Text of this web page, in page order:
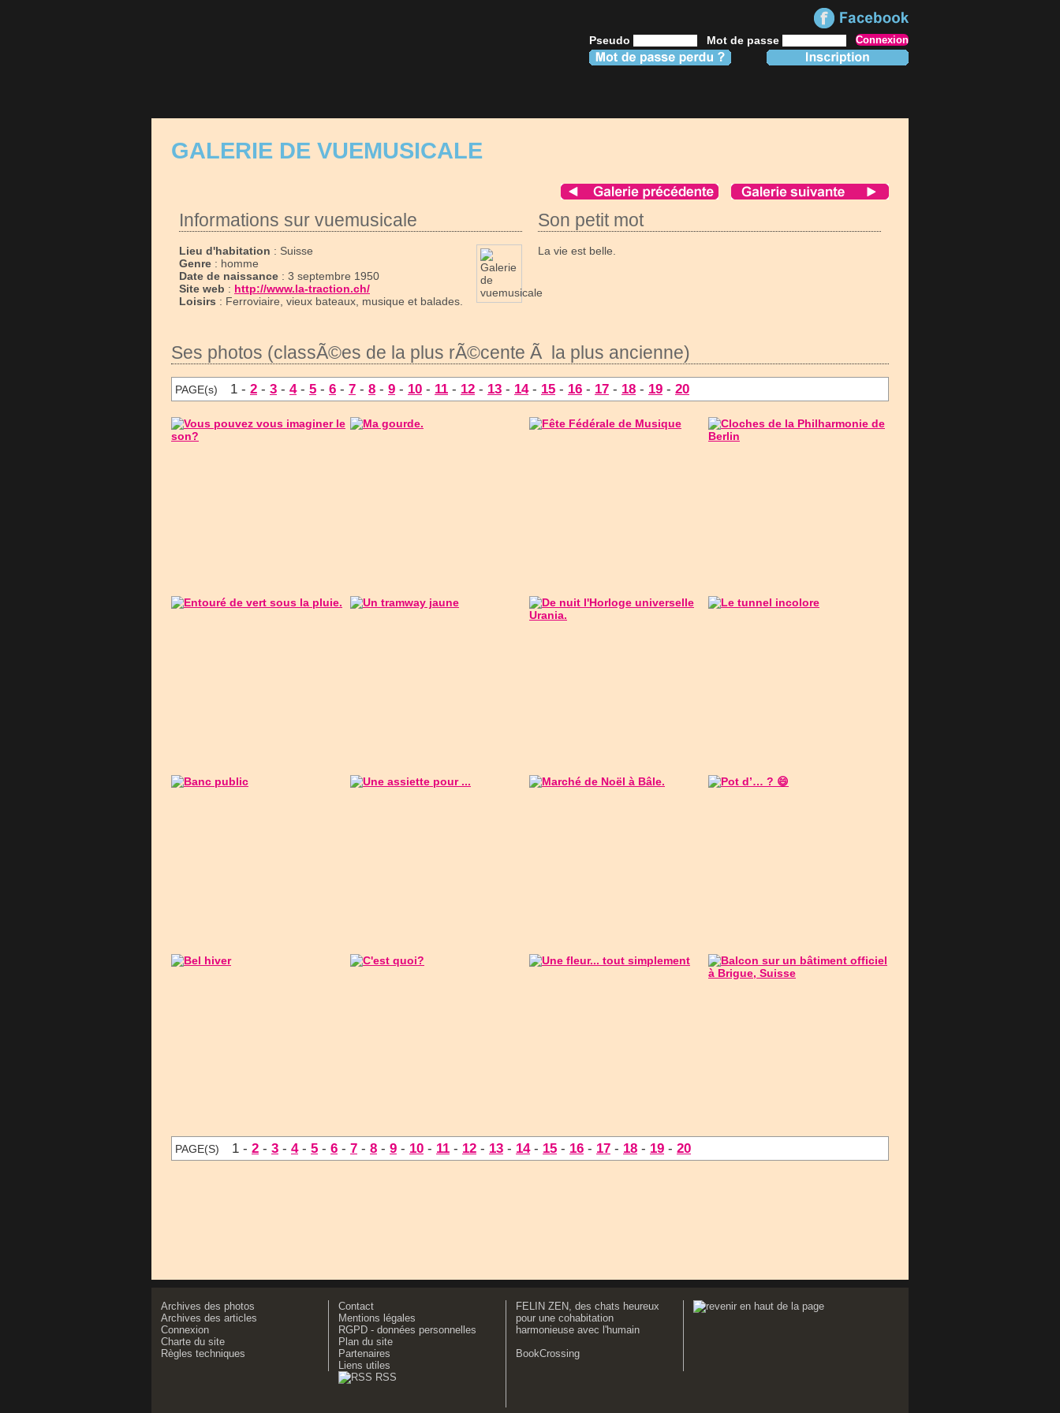
Pseudo Mot de passe
GALERIE DE VUEMUSICALE
Informations sur vuemusicale
Lieu d'habitation : Suisse
Genre : homme
Date de naissance : 3 septembre 1950
Site web : http://www.la-traction.ch/
Loisirs : Ferroviaire, vieux bateaux, musique et balades.
Son petit mot
La vie est belle.
Ses photos (classÃ©es de la plus rÃ©cente Ã la plus ancienne)
PAGE(s) 1 - 2 - 3 - 4- 5 - 6 - 7 - 8 - 9 - 10 - 11 - 12 - 13 - 14- 15 - 16 - 17 - 18 - 19 - 20
PAGE(S) 1 - 2 - 3 - 4- 5 - 6 - 7 - 8 - 9 - 10 - 11 - 12 - 13 - 14- 15 - 16 - 17 - 18 - 19 - 20
Archives des photos
Archives des articles
Connexion
Charte du site
Règles techniques
Contact
Mentions légales
RGPD - données personnelles
Plan du site
Partenaires
Liens utiles
RSS
FELIN ZEN, des chats heureux
pour une cohabitation
harmonieuse avec l'humain
BookCrossing